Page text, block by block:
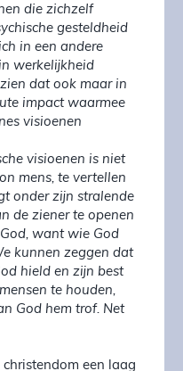
die zichzelf
gesteldheid
in een andere
werkelijkheid
dat ook maar in
impact waarmee
visioenen
visioenen is niet
mens, te vertellen
onder zijn stralende
de ziener te openen
want wie God
kunnen zeggen dat
hield en zijn best
te houden,
God hem trof. Net
een ​​laag